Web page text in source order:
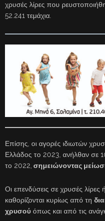
χρυσές λίρες που
52.241 τεμάχια.
Επίσης, οι αγορές ιδιωτών
Ελλάδος το 2023, ανήλθαν σε
το 2022, σημειώνοντας
Οι επενδύσεις σε χρυσές λίρες
καθορίζονται κυρίως από τη
χρυσού όπως και από τις